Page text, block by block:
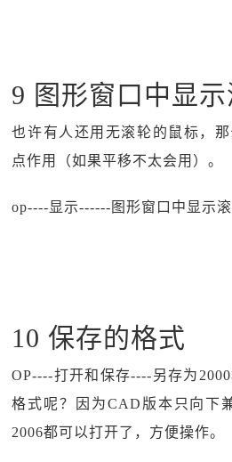
9 图形窗口中显
也许有人还用无滚轮的鼠标，
点作用（如果平移不太会用）。
op----显示------图形窗口中显示
10 保存的格式
OP----打开和保存----另存为
格式呢？因为CAD版本只向下
2006都可以打开了，方便操作。